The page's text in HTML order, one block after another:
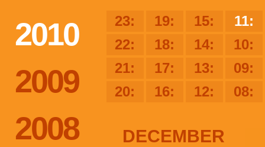
2010
2009
2008
23: 19: 15:
11:
22:
18: 14:
10:
21:
17: 13:
09:
20:
16: 12: 08:
DECEMBER